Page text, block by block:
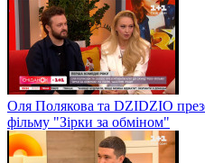
Оля Полякова та DZIDZIO
фільму "Зірки за обміном"